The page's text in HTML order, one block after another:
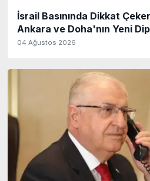
İsrail Basınında Dikkat
Ankara ve Doha'nın Yeni
04 Ağustos 2026